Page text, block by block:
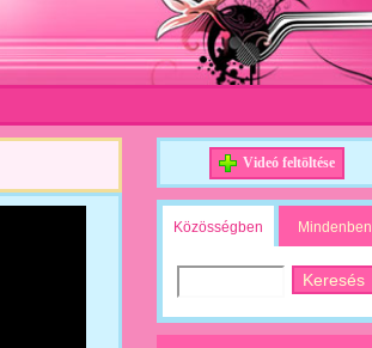
Videó feltöltése
Közösségben Mindenben